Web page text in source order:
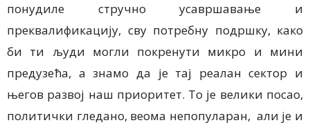
понудиле стручно усавршавање и
преквалификацију, сву потребну подршку, како
би ти људи могли покренути микро и мини
предузећа, а знамо да је тај реалан сектор и
његов развој наш приоритет. То је велики посао,
политички гледано, веома непопуларан, али је и